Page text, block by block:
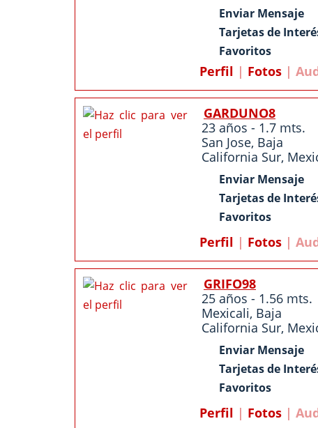
Enviar Mensaje
Tarjetas de
Favoritos
Perfil | Fotos |
GARDUNO8
23 años - 1.7 mts.
San Jose, Baja
California Sur,
Enviar Mensaje
Tarjetas de
Favoritos
Perfil | Fotos |
GRIFO98
25 años - 1.56 mts.
Mexicali, Baja
California Sur,
Enviar Mensaje
Tarjetas de
Favoritos
Perfil | Fotos |